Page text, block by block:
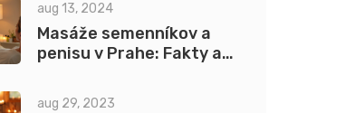
aug 13, 2024
Masáže semenníkov a
penisu v Prahe: Fakty a
masážach
aug 29, 2023